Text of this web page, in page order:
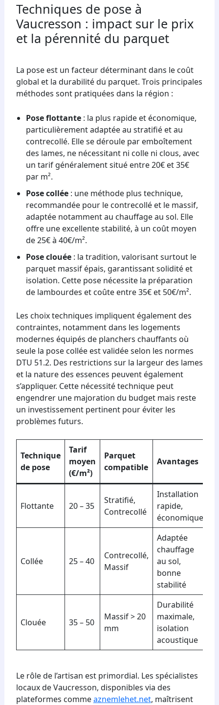
Techniques de pose à
Vaucresson : impact sur le prix
et la pérennité du parquet
La pose est un facteur déterminant dans le coût
global et la durabilité du parquet. Trois principales
méthodes sont pratiquées dans la région :
Pose flottante: la plus rapide et économique,
particulièrement adaptée au stratifié et au
contrecollé. Elle se déroule par emboîtement
des lames, ne nécessitant ni colle ni clous, avec
un tarif généralement situé entre 20€ et 35€
par m².
Pose collée: une méthode plus technique,
recommandée pour le contrecollé et le massif,
adaptée notamment au chauffage au sol. Elle
offre une excellente stabilité, à un coût moyen
de 25€ à 40€/m².
Pose clouée: la tradition, valorisant surtout le
parquet massif épais, garantissant solidité et
isolation. Cette pose nécessite la préparation
de lambourdes et coûte entre 35€ et 50€/m².
Les choix techniques impliquent également des
contraintes, notamment dans les logements
modernes équipés de planchers chauffants où
seule la pose collée est validée selon les normes
DTU 51.2. Des restrictions sur la largeur des lames
et la nature des essences peuvent également
s’appliquer. Cette nécessité technique peut
engendrer une majoration du budget mais reste
un investissement pertinent pour éviter les
problèmes futurs.
Technique
de pose
Tarif
moyen
(€/m²)
Parquet
compatible
Avantages
Flottante 20 – 35
Stratifié,
Contrecollé
Installation
rapide,
économique
Collée 25 – 40
Contrecollé,
Massif
Adaptée
chauffage
au sol,
bonne
stabilité
Clouée 35 – 50
Massif > 20
mm
Durabilité
maximale,
isolation
acoustique
Le rôle de l’artisan est primordial. Les spécialistes
locaux de Vaucresson, disponibles via des
plateformes commeaznemlehet.net, maîtrisent